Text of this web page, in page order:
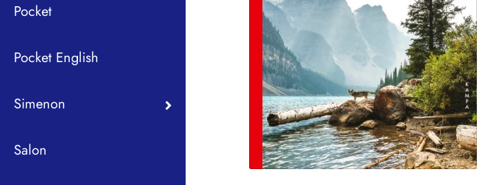
Pocket
Pocket English
Simenon
Salon